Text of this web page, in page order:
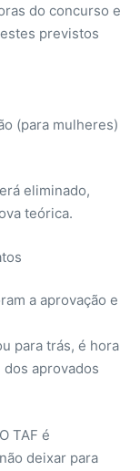
do concurso e
previstos
(para mulheres)
eliminado,
teórica.
a aprovação e
para trás, é hora
aprovados
TAF é
deixar para